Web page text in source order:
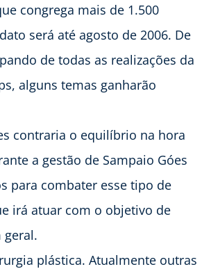
congrega mais de 1.500
será até agosto de 2006. De
de todas as realizações da
alguns temas ganharão
contraria o equilíbrio na hora
a gestão de Sampaio Góes
para combater esse tipo de
irá atuar com o objetivo de
geral.
plástica. Atualmente outras